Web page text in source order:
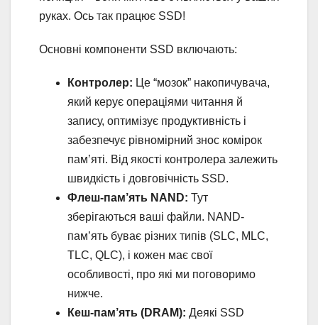
руках. Ось так працює SSD!
Основні компоненти SSD включають:
Контролер: Це “мозок” накопичувача,
який керує операціями читання й
запису, оптимізує продуктивність і
забезпечує рівномірний знос комірок
пам’яті. Від якості контролера залежить
швидкість і довговічність SSD.
Флеш-пам’ять NAND: Тут
зберігаються ваші файли. NAND-
пам’ять буває різних типів (SLC, MLC,
TLC, QLC), і кожен має свої
особливості, про які ми поговоримо
нижче.
Кеш-пам’ять (DRAM): Деякі SSD